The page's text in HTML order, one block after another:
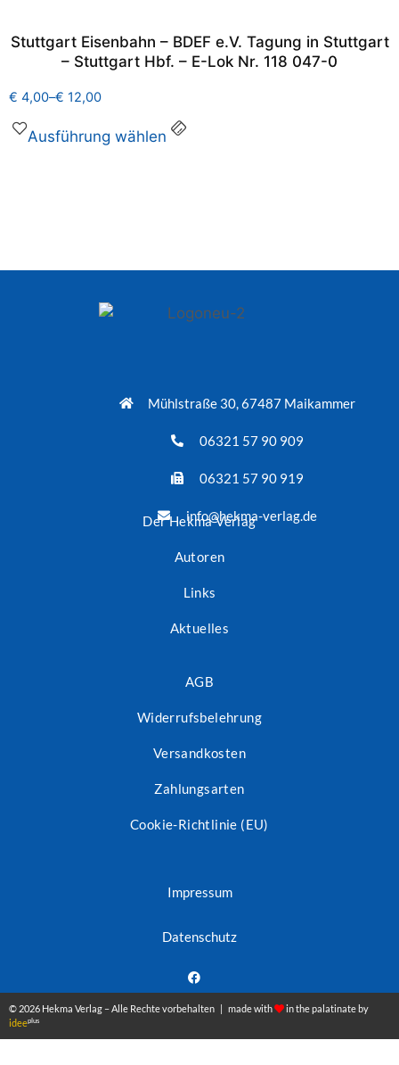
Stuttgart Eisenbahn – BDEF e.V. Tagung in Stuttgart
– Stuttgart Hbf. – E-Lok Nr. 118 047-0
€ 4,00–€ 12,00
Ausführung wählen
Mühlstraße 30, 67487 Maikammer
06321 57 90 909
06321 57 90 919
info@hekma-verlag.de
Der Hekma Verlag
Autoren
Links
Aktuelles
AGB
Widerrufsbelehrung
Versandkosten
Zahlungsarten
Cookie-Richtlinie (EU)
Impressum
Datenschutz
© 2026 Hekma Verlag – Alle Rechte vorbehalten | made with
in the palatinate by
ideeplus